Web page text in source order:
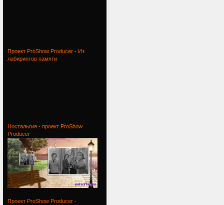
Проект ProShow Producer - Из
лабиринтов памяти
Ностальгия - проект ProShow
Producer
Проект ProShow Producer -